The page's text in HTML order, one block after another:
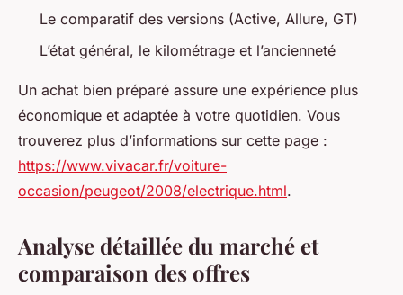
Le comparatif des versions (Active, Allure, GT)
L’état général, le kilométrage et l’ancienneté
Un achat bien préparé assure une expérience plus
économique et adaptée à votre quotidien. Vous
trouverez plus d’informations sur cette page :
https://www.vivacar.fr/voiture-
occasion/peugeot/2008/electrique.html.
Analyse détaillée du marché et
comparaison des offres